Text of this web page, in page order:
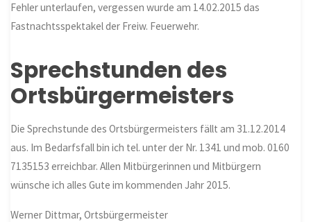
Fehler unterlaufen, vergessen wurde am 14.02.2015 das
Fastnachtsspektakel der Freiw. Feuerwehr.
Sprechstunden des
Ortsbürgermeisters
Die Sprechstunde des Ortsbürgermeisters fällt am 31.12.2014
aus. Im Bedarfsfall bin ich tel. unter der Nr. 1341 und mob. 0160
7135153 erreichbar. Allen Mitbürgerinnen und Mitbürgern
wünsche ich alles Gute im kommenden Jahr 2015.
Werner Dittmar, Ortsbürgermeister